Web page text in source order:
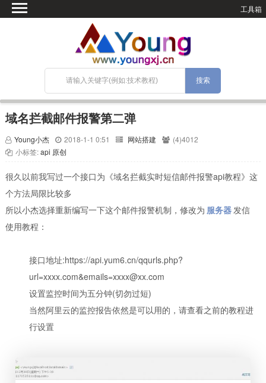
工具箱
网站搭建
关于Blog
宝塔面板
域名拦截邮件报警第二弹
Young小杰 2018-1-1 0:51 网站搭建
(4)4012
小标签:api 原创
很久以前我写过一个接口为《域名拦截实时短信邮件报警api教程》这
个方法局限比较多
所以小杰选择重新编写一下这个邮件报警机制，修改为 服务器发信
使用教程：
接口地址:https://api.yum6.cn/qqurls.php?
url=xxxx.com&emails=xxxx@xx.com
设置监控时间为五分钟(切勿过短)
当然阿里云的监控报告依然是可以用的，请查看之前的教程进
行设置